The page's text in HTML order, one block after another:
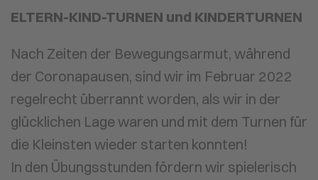
ELTERN-KIND-TURNEN und KINDERTURNEN
Nach Zeiten der Bewegungsarmut, während
der Coronapausen, sind wir im Februar 2022
regelrecht überrannt worden, als wir in der
glücklichen Lage waren und mit dem Turnen für
die Kleinsten wieder starten konnten!
In den Übungsstunden fördern wir spielerisch